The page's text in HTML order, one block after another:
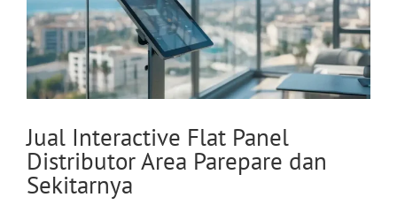
Jual Interactive Flat Panel
Distributor Area Parepare dan
Sekitarnya